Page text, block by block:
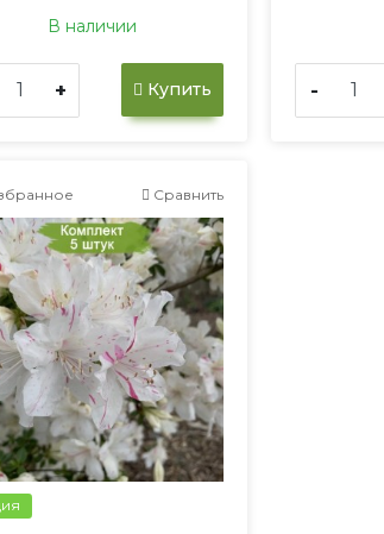
В наличии
+ Купить -
Сравнить